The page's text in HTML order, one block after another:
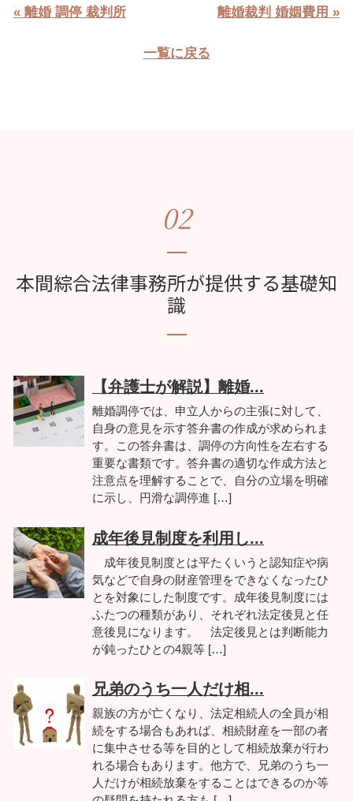
« 離婚 調停 裁判所 離婚裁判 婚姻費用 »
一覧に戻る
02
本間綜合法律事務所が提供する基礎知
識
【弁護士が解説】離婚...
離婚調停では、申立人からの主張に対して、
自身の意見を示す答弁書の作成が求められま
す。この答弁書は、調停の方向性を左右する
重要な書類です。答弁書の適切な作成方法と
注意点を理解することで、自分の立場を明確
に示し、円滑な調停進 […]
成年後見制度を利用し...
成年後見制度とは平たくいうと認知症や病
気などで自身の財産管理をできなくなったひ
とを対象にした制度です。成年後見制度には
ふたつの種類があり、それぞれ法定後見と任
意後見になります。 法定後見とは判断能力
が鈍ったひとの4親等 […]
兄弟のうち一人だけ相...
親族の方が亡くなり、法定相続人の全員が相
続をする場合もあれば、相続財産を一部の者
に集中させる等を目的として相続放棄が行わ
れる場合もあります。他方で、兄弟のうち一
人だけが相続放棄をすることはできるのか等